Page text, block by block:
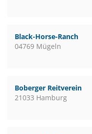
Black-Horse-Ranch
04769 Mügeln
Boberger Reitverein
21033 Hamburg